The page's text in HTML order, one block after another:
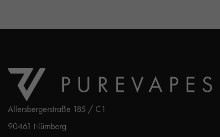
Allersbergerstraße 185 / C1
90461 Nürnberg